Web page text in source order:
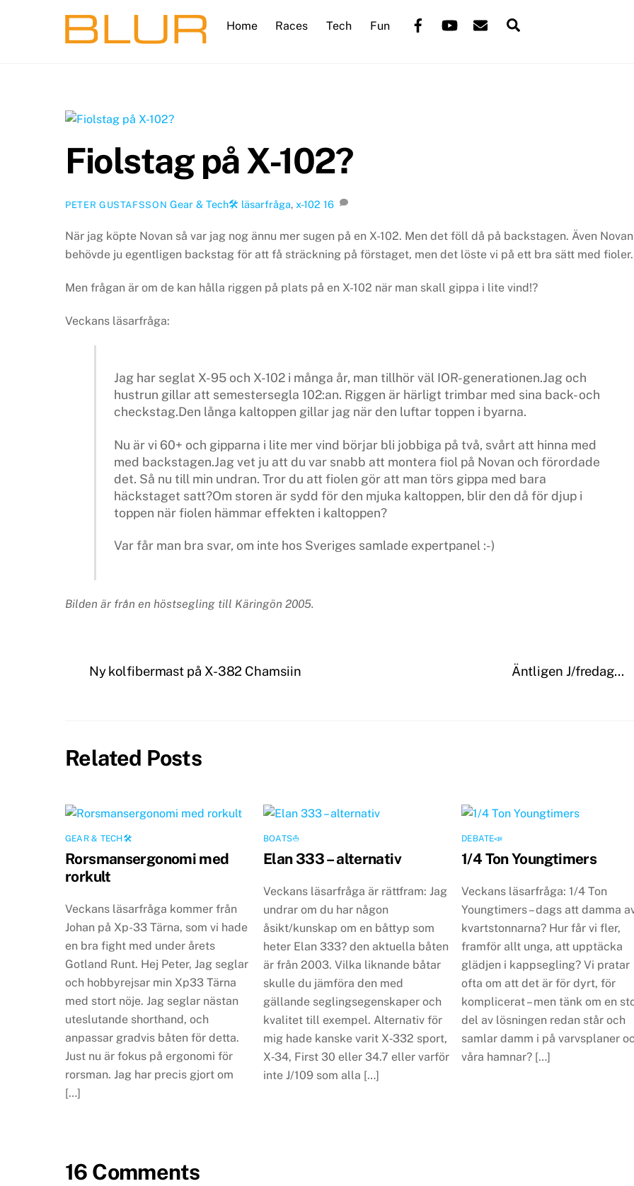
FacebookYouTubeMail
Home Races Tech Fun
Fiolstag på X-102?
PETER GUSTAFSSON Gear & Tech🛠 läsarfråga, x-102 16
När jag köpte Novan så var jag nog ännu mer sugen på en X-102. Men det föll då på backstagen. Även Novan
behövde ju egentligen backstag för att få sträckning på förstaget, men det löste vi på ett bra sätt med fioler.
Men frågan är om de kan hålla riggen på plats på en X-102 när man skall gippa i lite vind!?
Veckans läsarfråga:
Jag har seglat X-95 och X-102 i många år, man tillhör väl IOR-generationen.Jag och
hustrun gillar att semestersegla 102:an. Riggen är härligt trimbar med sina back- och
checkstag.Den långa kaltoppen gillar jag när den luftar toppen i byarna.
Nu är vi 60+ och gipparna i lite mer vind börjar bli jobbiga på två, svårt att hinna med
med backstagen.Jag vet ju att du var snabb att montera fiol på Novan och förordade
det. Så nu till min undran. Tror du att fiolen gör att man törs gippa med bara
häckstaget satt?Om storen är sydd för den mjuka kaltoppen, blir den då för djup i
toppen när fiolen hämmar effekten i kaltoppen?
Var får man bra svar, om inte hos Sveriges samlade expertpanel :-)
Bilden är från en höstsegling till Käringön 2005.
Ny kolfibermast på X-382 Chamsiin Äntligen J/fredag…
Related Posts
GEAR & TECH🛠
Rorsmansergonomi med
rorkult
Veckans läsarfråga kommer från
Johan på Xp-33 Tärna, som vi hade
en bra fight med under årets
Gotland Runt. Hej Peter, Jag seglar
och hobbyrejsar min Xp33 Tärna
med stort nöje. Jag seglar nästan
uteslutande shorthand, och
anpassar gradvis båten för detta.
Just nu är fokus på ergonomi för
rorsman. Jag har precis gjort om
[…]
BOATS⛵️
Elan 333 – alternativ
Veckans läsarfråga är rättfram: Jag
undrar om du har någon
åsikt/kunskap om en båttyp som
heter Elan 333? den aktuella båten
är från 2003. Vilka liknande båtar
skulle du jämföra den med
gällande seglingsegenskaper och
kvalitet till exempel. Alternativ för
mig hade kanske varit X‑332 sport,
X‑34, First 30 eller 34.7 eller varför
inte J/109 som alla […]
DEBATE📣
1/4 Ton Youngtimers
Veckans läsarfråga: 1/4 Ton
Youngtimers – dags att damma
kvartstonnarna? Hur får vi fler,
framför allt unga, att upptäcka
glädjen i kappsegling? Vi pratar
ofta om att det är för dyrt, för
komplicerat – men tänk om en
del av lösningen redan står och
samlar damm i på varvsplaner
våra hamnar? […]
16 Comments
To